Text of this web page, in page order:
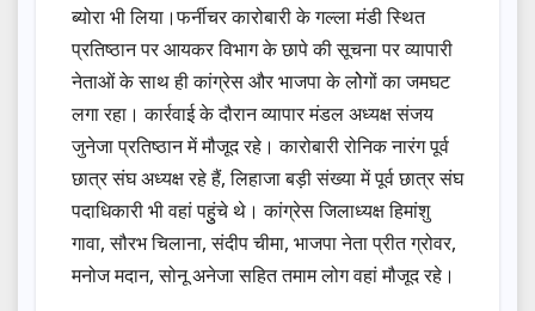
ब्योरा भी लिया।फर्नीचर कारोबारी के गल्ला मंडी स्थित
प्रतिष्ठान पर आयकर विभाग के छापे की सूचना पर व्यापारी
नेताओं के साथ ही कांग्रेस और भाजपा के लोेगों का जमघट
लगा रहा। कार्रवाई के दौरान व्यापार मंडल अध्यक्ष संजय
जुनेजा प्रतिष्ठान में मौजूद रहे। कारोबारी रोनिक नारंग पूर्व
छात्र संघ अध्यक्ष रहे हैं, लिहाजा बड़ी संख्या में पूर्व छात्र संघ
पदाधिकारी भी वहां पहुुंचे थे। कांग्रेस जिलाध्यक्ष हिमांशु
गावा, सौरभ चिलाना, संदीप चीमा, भाजपा नेता प्रीत ग्रोवर,
मनोज मदान, सोनू अनेजा सहित तमाम लोग वहां मौजूद रहे।